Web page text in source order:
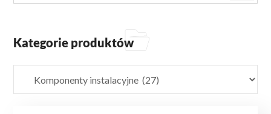
Kategorie produktów